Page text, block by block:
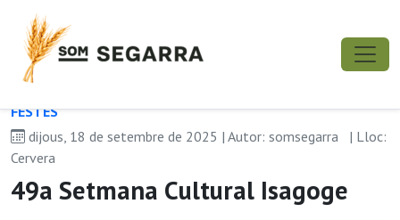
FESTES
dijous, 18 de setembre de 2025 | Autor: somsegarra
| Lloc:
Cervera
49a Setmana Cultural Isagoge